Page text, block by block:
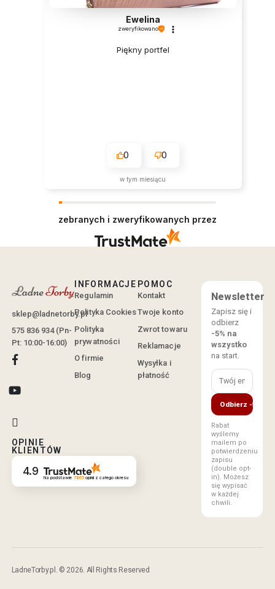
Ewelina
zweryfikowano
Piękny portfel
0 0
w tym miesiącu
zebranych i zweryfikowanych przez
sklep@ladnetorby.pl
575 836 934 (Pn-
Pt: 10:00-16:00)
OPINIE
KLIENTÓW
4.9 Na podstawie 7865opinii z całego okresu
INFORMACJE
Regulamin
Polityka Cookies
Polityka
prywatności
O firmie
Blog
POMOC
Kontakt
Twoje konto
Zwrot towaru
Reklamacje
Wysyłka i
płatność
Newsletter
Zapisz się i
odbierz
-5% na
wszystko
na start.
Odbierz -5%
Rabat
wyślemy
mailem po
potwierdzeniu
zapisu
(double opt-
in). Możesz
się wypisać
w każdej
chwili.
LadneTorby.pl. © 2026. All Rights Reserved